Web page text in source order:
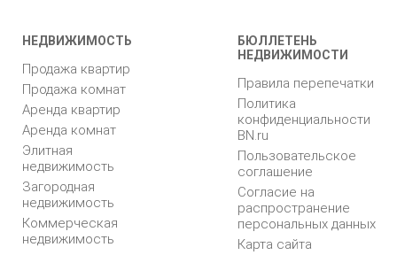
НЕДВИЖИМОСТЬ
Продажа квартир
Продажа комнат
Аренда квартир
Аренда комнат
Элитная
недвижимость
Загородная
недвижимость
Коммерческая
недвижимость
БЮЛЛЕТЕНЬ
НЕДВИЖИМОСТИ
Правила перепечатки
Политика
конфиденциальности
BN.ru
Пользовательское
соглашение
Согласие на
распространение
персональных данных
Карта сайта